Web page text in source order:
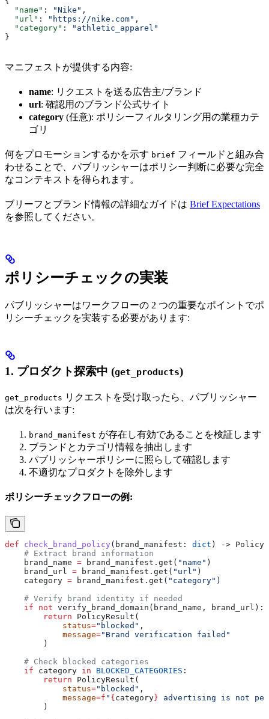
  "name"
: "Nike" ,
  "url"
: "https://nike.com" ,
  "category"
:
"athletic_apparel"
}
マニフェストが提供する内容:
name: リクエストを送る広告主/ブランド
url: 確認用のブランド公式サイト
category (任意): ポリシーフィルタリング用の業種カテ
ゴリ
何をプロモーションするかを示す brief フィールドと組み合
わせることで、パブリッシャーはポリシー判断に必要な完全
なコンテキストを得られます。
ブリーフとブランド情報の詳細なガイドは Brief Expectations
を参照してください。
ポリシーチェックの実装
パブリッシャーはワークフローの 2 つの重要なポイントでポ
リシーチェックを実装する必要があります:
1. プロダクト探索中 (get_products)
get_products リクエストを受け取ったら、パブリッシャー
は次を行います:
brand_manifest が存在し有効であることを検証します
ブランドとカテゴリ情報を抽出します
パブリッシャーポリシーに照らして確認します
不適切なプロダクトを除外します
ポリシーチェックフローの例:
def check_brand_policy ( brand_manifest : dict ) ->
    # Extract brand information
    brand_name
= brand_manifest.get( "name" )
    brand_url
= brand_manifest.get( "url" )
    category
= brand_manifest.get( "category" )
    # Verify brand identity if needed
    if
not verify_brand_domain(brand_name, brand_url):
        return
PolicyResult(
            status
="blocked" ,
            message
="Brand verification failed"
        )
    # Check blocked categories
    if
category in BLOCKED_CATEGORIES :
        return
PolicyResult(
            status
="blocked" ,
            message
=f " { category } advertising is not
        )